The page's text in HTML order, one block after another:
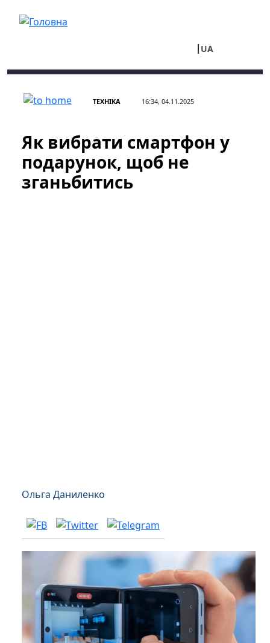
UA
ТЕХНІКА 16:34, 04.11.2025
Як вибрати смартфон у
подарунок, щоб не
зганьбитись
Ольга Даниленко